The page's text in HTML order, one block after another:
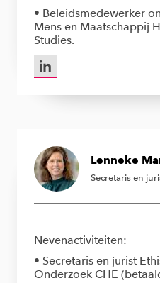
• Beleidsmedewerker
Mens en Maatschappij
Studies.
LinkedIn van Cécile
Lenneke
Secretaris en
Nevenactiviteiten:
• Secretaris en jurist
Onderzoek CHE